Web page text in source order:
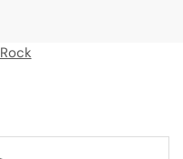
Rock